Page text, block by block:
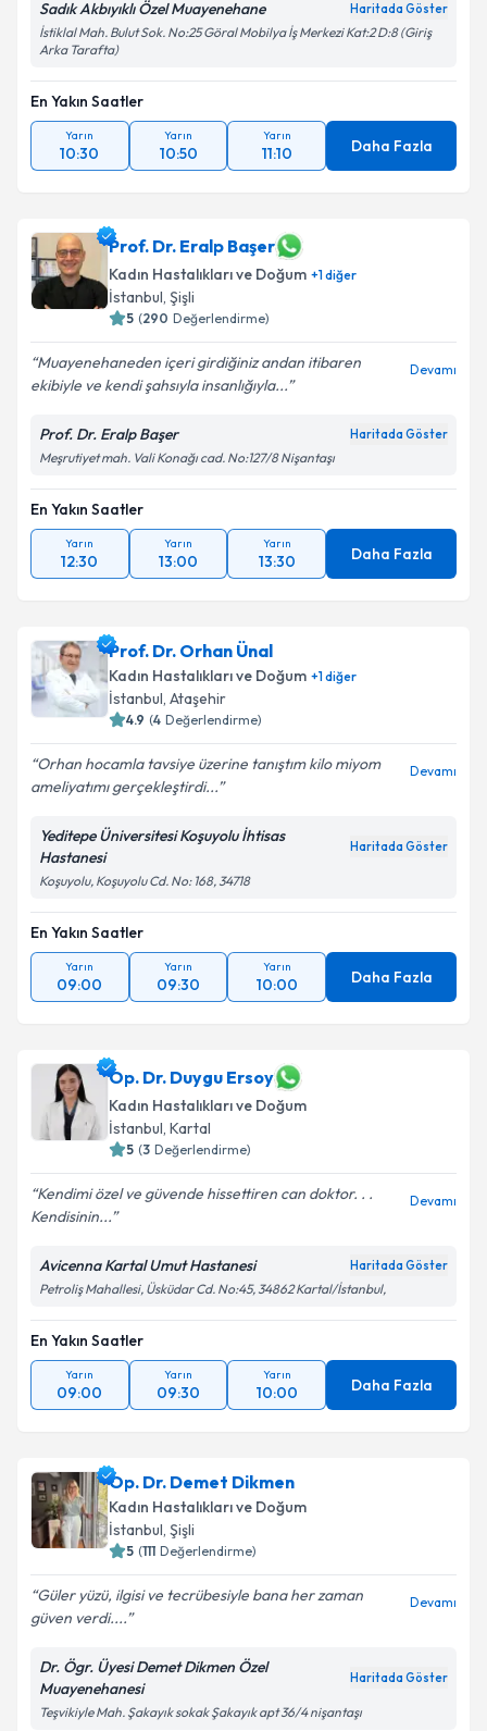
Sadık Akbıyıklı Özel Muayenehane Haritada Göster
İstiklal Mah. Bulut Sok. No:25 Göral Mobilya İş Merkezi Kat:2 D:8 (Giriş
Arka Tarafta)
En Yakın Saatler
Yarın
10:30
Yarın
10:50
Yarın
11:10 Daha Fazla
Prof. Dr. Eralp Başer
Kadın Hastalıkları ve Doğum +1diğer
İstanbul, Şişli
5 (290 Değerlendirme)
Muayenehaneden içeri girdiğiniz andan itibaren
ekibiyle ve kendi şahsıyla insanlığıyla...
Devamı
Prof. Dr. Eralp Başer Haritada Göster
Meşrutiyet mah. Vali Konağı cad. No:127/8 Nişantaşı
En Yakın Saatler
Yarın
12:30
Yarın
13:00
Yarın
13:30 Daha Fazla
Prof. Dr. Orhan Ünal
Kadın Hastalıkları ve Doğum +1diğer
İstanbul, Ataşehir
4.9 (4 Değerlendirme)
Orhan hocamla tavsiye üzerine tanıştım kilo miyom
ameliyatımı gerçekleştirdi...
Devamı
Yeditepe Üniversitesi Koşuyolu İhtisas
Hastanesi
Haritada Göster
Koşuyolu, Koşuyolu Cd. No: 168, 34718
En Yakın Saatler
Yarın
09:00
Yarın
09:30
Yarın
10:00 Daha Fazla
Op. Dr. Duygu Ersoy
Kadın Hastalıkları ve Doğum
İstanbul, Kartal
5 (3 Değerlendirme)
Kendimi özel ve güvende hissettiren can doktor. . .
Kendisinin...
Devamı
Avicenna Kartal Umut Hastanesi Haritada Göster
Petroliş Mahallesi, Üsküdar Cd. No:45, 34862 Kartal/İstanbul,
En Yakın Saatler
Yarın
09:00
Yarın
09:30
Yarın
10:00 Daha Fazla
Op. Dr. Demet Dikmen
Kadın Hastalıkları ve Doğum
İstanbul, Şişli
5 (111 Değerlendirme)
Güler yüzü, ilgisi ve tecrübesiyle bana her zaman
güven verdi....
Devamı
Dr. Ögr. Üyesi Demet Dikmen Özel
Muayenehanesi
Haritada Göster
Teşvikiyle Mah. Şakayık sokak Şakayık apt 36/4 nişantaşı